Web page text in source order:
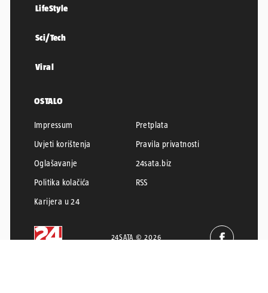
LifeStyle
Sci/Tech
Viral
OSTALO
Impressum
Pretplata
Uvjeti korištenja
Pravila privatnosti
Oglašavanje
24sata.biz
Politika kolačića
RSS
Karijera u 24
24SATA © 2026